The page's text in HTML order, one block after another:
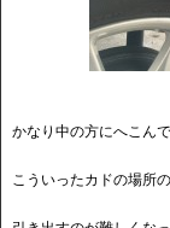
かなり中の方にへこん
こういったカドの場所